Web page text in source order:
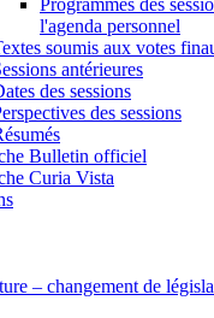
Programmes des
l'agenda personnel
soumis aux votes
antérieures
des sessions
des sessions
Bulletin officiel
Curia Vista
– changement de